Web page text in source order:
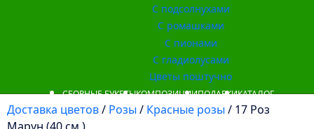
С подсолнухами
С ромашками
С пионами
С гладиолусами
Цветы поштучно
СБОРНЫЕ БУКЕТЫКОМПОЗИЦИИПОДАРКИКАТАЛОГ
Доставка цветов/ Розы / Красные розы / 17 Роз